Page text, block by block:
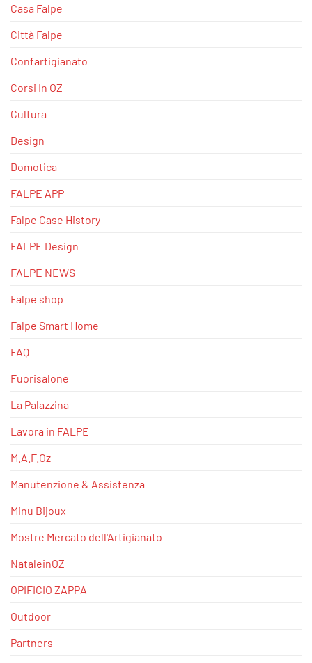
Casa Falpe
Città Falpe
Confartigianato
Corsi In OZ
Cultura
Design
Domotica
FALPE APP
Falpe Case History
FALPE Design
FALPE NEWS
Falpe shop
Falpe Smart Home
FAQ
Fuorisalone
La Palazzina
Lavora in FALPE
M.A.F.Oz
Manutenzione & Assistenza
Minu Bijoux
Mostre Mercato dell'Artigianato
NataleinOZ
OPIFICIO ZAPPA
Outdoor
Partners